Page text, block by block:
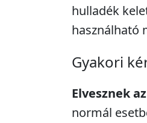
hulladék
használható
Gyakori
Elvesznek
normál